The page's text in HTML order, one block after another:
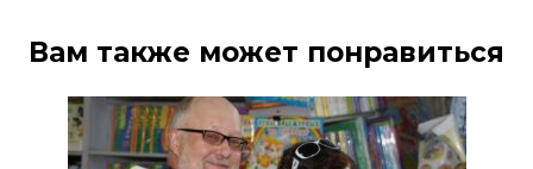
Вам также может понравиться